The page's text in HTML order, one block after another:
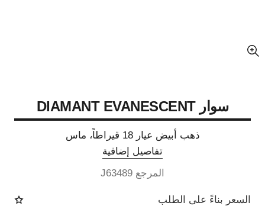
عرض مكبّر عن الصورة
سوار DIAMANT EVANESCENT
ذهب أبيض عيار 18 قيراطاً، ماس
تفاصيل إضافية
المرجع J63489
السعر بناءً على الطلب